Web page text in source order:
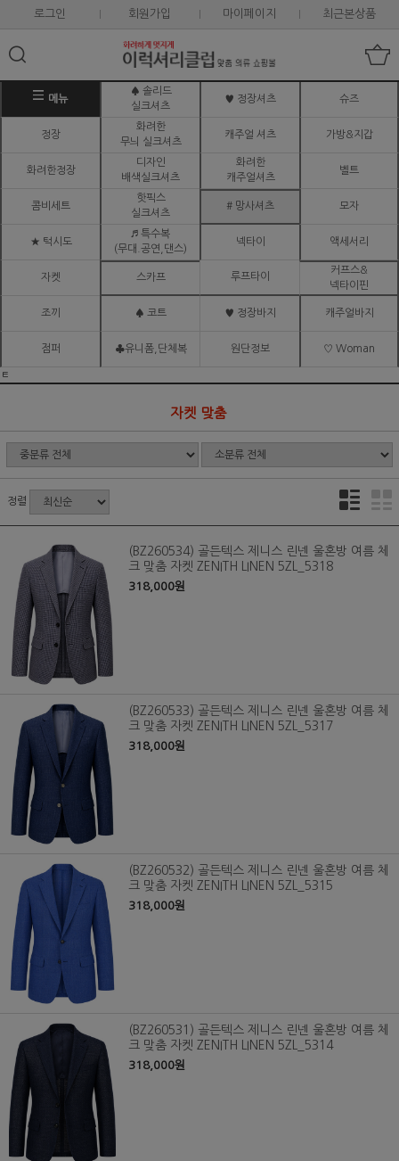
로그인 회원가입 마이페이지 최근본상품
메뉴
♠ 솔리드
실크셔츠
♥ 정장셔츠 슈즈
정장
화려한
무늬 실크셔츠
캐주얼 셔츠 가방&지갑
화려한정장
디자인
배색실크셔츠
화려한
캐주얼셔츠
벨트
콤비세트
핫픽스
실크셔츠
# 망사셔츠 모자
★ 턱시도
♬ 특수복
(무대.공연,댄스)
넥타이 액세서리
자켓 스카프 루프타이
커프스&
넥타이핀
조끼 ♠ 코트 ♥ 정장바지 캐주얼바지
점퍼 ♣유니폼,단체복 원단정보 ♡ Woman
ㅌ
자켓 맞춤
정렬
(BZ260534) 골든텍스 제니스 린넨 울혼방 여름 체
크 맞춤 자켓 ZENITH LINEN 5ZL_5318
318,000원
(BZ260533) 골든텍스 제니스 린넨 울혼방 여름 체
크 맞춤 자켓 ZENITH LINEN 5ZL_5317
318,000원
(BZ260532) 골든텍스 제니스 린넨 울혼방 여름 체
크 맞춤 자켓 ZENITH LINEN 5ZL_5315
318,000원
(BZ260531) 골든텍스 제니스 린넨 울혼방 여름 체
크 맞춤 자켓 ZENITH LINEN 5ZL_5314
318,000원